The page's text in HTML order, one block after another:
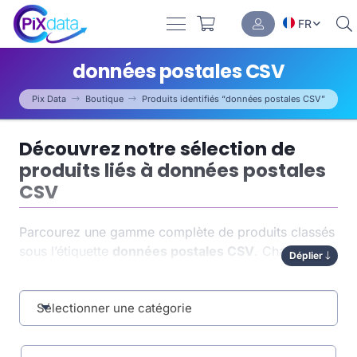
FR
données postales CSV
Pix Data Boutique Produits identifiés “données postales CSV”
Découvrez notre sélection de
produits liés à données postales
CSV
Parcourez une gamme complète de produits classés
sous l’étiquette données postales CSV . Chaque
article a été soigneusement indexé pour vous
permettre de trouver rapidement ce dont vous avez
besoin. Cette organisation par tag optimise non
seulement lanavigation, mais aussi la pertinence
des résultats.
Déplier
Sélectionner une catégorie